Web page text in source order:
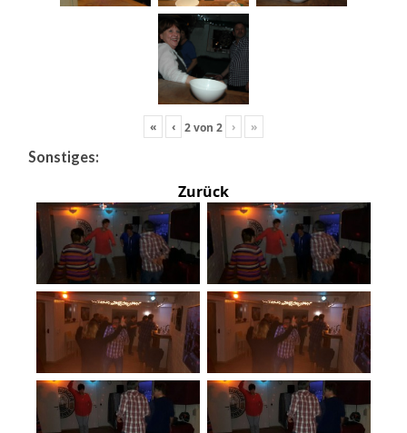
« ‹ 2von 2 › »
Sonstiges:
Zurück